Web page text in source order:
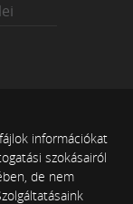
információkat
szokásairól
de nem